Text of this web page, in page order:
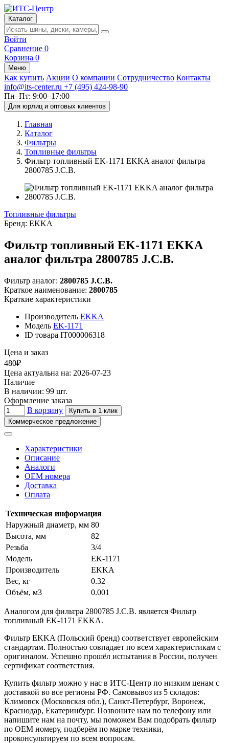
Каталог
Войти
Сравнение 0
Корзина 0
Меню
Как купить Акции О компании Сотрудничество Контакты
info@its-center.ru +7 (495) 424-98-90
Пн–Пт: 9:00–17:00
Для юрлиц и оптовых клиентов
Главная
Каталог
Фильтры
Топливные фильтры
Фильтр топливный EK-1171 EKKA аналог фильтра
2800785 J.C.B.
Топливные фильтры
Бренд: EKKA
Фильтр топливный EK-1171 EKKA
аналог фильтра 2800785 J.C.B.
Фильтр аналог: 2800785 J.C.B.
Краткое наименование: 2800785
Краткие характеристики
Производитель EKKA
Модель EK-1171
ID товара IT000006318
Цена и заказ
480₽
Цена актуальна на: 2026-07-23
Наличие
В наличии: 99 шт.
Оформление заказа
В корзину
Купить в 1 клик
Коммерческое предложение
Характеристики
Описание
Аналоги
OEM номера
Доставка
Оплата
Техническая информация
Наружный диаметр, мм 80
Высота, мм
82
Резьба
3/4
Модель
EK-1171
Производитель
EKKA
Вес, кг
0.32
Объём, м3
0.001
Аналогом для фильтра 2800785 J.C.B. является Фильтр
топливный EK-1171 EKKA.
Фильтр EKKA (Польский бренд) соответствует европейским
стандартам. Полностью совпадает по всем характеристикам с
оригиналом. Успешно прошёл испытания в России, получен
сертификат соответствия.
Купить фильтр можно у нас в ИТС-Центр по низким ценам с
доставкой во все регионы РФ. Самовывоз из 5 складов:
Климовск (Московская обл.), Санкт-Петербург, Воронеж,
Краснодар, Екатеринбург. Позвоните нам по телефону или
напишите нам на почту, мы поможем Вам подобрать фильтр
по OEM номеру, подберём по марке техники,
проконсультируем по всем вопросам.